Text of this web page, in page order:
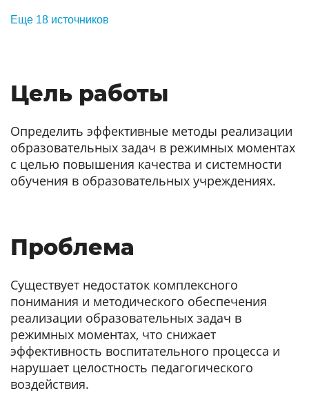
Еще 18 источников
Цель работы
Определить эффективные методы реализации
образовательных задач в режимных моментах
с целью повышения качества и системности
обучения в образовательных учреждениях.
Проблема
Существует недостаток комплексного
понимания и методического обеспечения
реализации образовательных задач в
режимных моментах, что снижает
эффективность воспитательного процесса и
нарушает целостность педагогического
воздействия.